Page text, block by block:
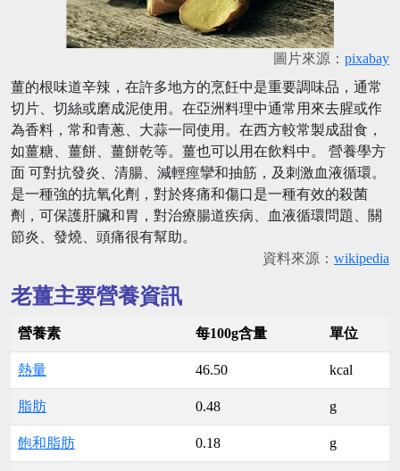
圖片來源： pixabay
薑的根味道辛辣，在許多地方的烹飪中是重要調味品，通常
切片、切絲或磨成泥使用。在亞洲料理中通常用來去腥或作
為香料，常和青蔥、大蒜一同使用。在西方較常製成甜食，
如薑糖、薑餅、薑餅乾等。薑也可以用在飲料中。 營養學方
面 可對抗發炎、清腸、減輕痙攣和抽筋，及刺激血液循環。
是一種強的抗氧化劑，對於疼痛和傷口是一種有效的殺菌
劑，可保護肝臟和胃，對治療腸道疾病、血液循環問題、關
節炎、發燒、頭痛很有幫助。
資料來源： wikipedia
老薑主要營養資訊
營養素 每100g含量 單位
熱量 46.50 kcal
脂肪 0.48 g
飽和脂肪 0.18 g